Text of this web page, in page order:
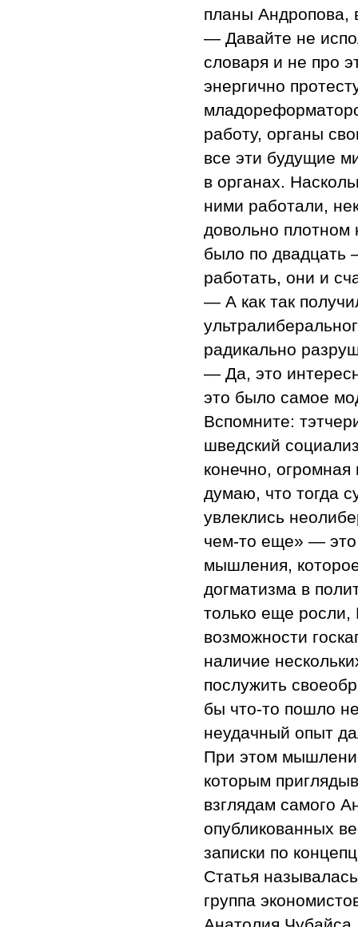
планы Андропова,
— Давайте не
словаря и не про
энергично
работу, органы
все эти будущие
в органах.
ними работали,
довольно плотном
было по двадцать
работать, они и
— А как так
радикально
— Да, это
это было самое
Вспомните:
шведский
конечно, огромная
думаю, что тогда
увлеклись
чем-то еще» — это
мышления,
догматизма в
только еще росли,
возможности
наличие
послужить
бы что-то пошло
неудачный опыт
При этом
которым
взглядам самого
опубликованных
записки по
Статья
группа